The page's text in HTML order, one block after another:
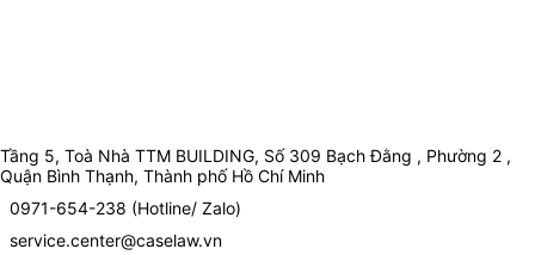
Tầng 5, Toà Nhà TTM BUILDING, Số 309 Bạch Đằng , Phường 2 ,
Quận Bình Thạnh, Thành phố Hồ Chí Minh
0971-654-238 (Hotline/ Zalo)
service.center@caselaw.vn